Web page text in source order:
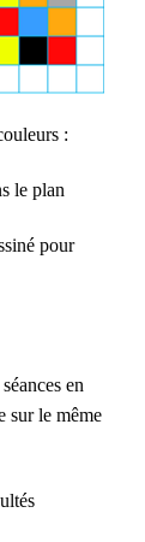
:
le plan
pour
en
sur le même